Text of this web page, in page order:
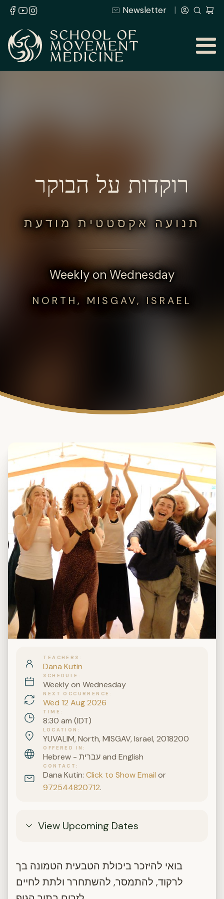
Newsletter
רוקדות על הבוקר
תנועה אקסטטית מודעת
Weekly on Wednesday
NORTH, MISGAV, ISRAEL
TEACHERS
Dana Kutin
SCHEDULE
Weekly on Wednesday
NEXT OCCURRENCE
Wed 12 Aug 2026
TIME
8:30 am (IDT)
LOCATION
YUVALIM, North, MISGAV, Israel, 2018200
OFFERED IN
Hebrew - עברית and English
CONTACT
Dana Kutin:Click to Show Email or
972544820712.
View Upcoming Dates
בואי להיזכר ביכולת הטבעית הטמונה בך
לרקוד, להתמסר, להשתחרר ולתת לחיים